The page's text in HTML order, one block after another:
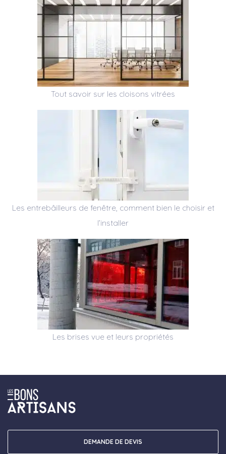
Tout savoir sur les cloisons vitrées
Les entrebâilleurs de fenêtre, comment bien le choisir et
l’installer
Les brises vue et leurs propriétés
DEMANDE DE DEVIS